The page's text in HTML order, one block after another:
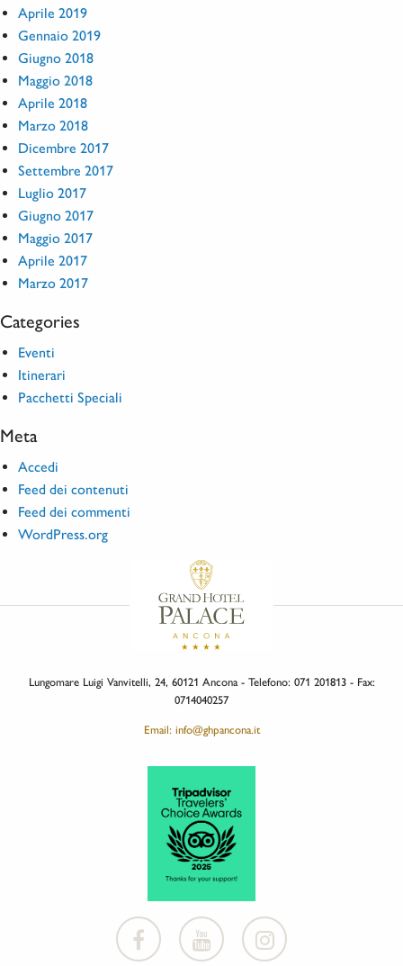
Aprile 2019
Gennaio 2019
Giugno 2018
Maggio 2018
Aprile 2018
Marzo 2018
Dicembre 2017
Settembre 2017
Luglio 2017
Giugno 2017
Maggio 2017
Aprile 2017
Marzo 2017
Categories
Eventi
Itinerari
Pacchetti Speciali
Meta
Accedi
Feed dei contenuti
Feed dei commenti
WordPress.org
Lungomare Luigi Vanvitelli, 24, 60121 Ancona - Telefono: 071 201813 - Fax:
0714040257
Email: info@ghpancona.it